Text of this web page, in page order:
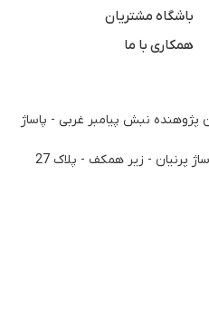
باشگاه مشتریان
همکاری با ما
پژوهنده نبش پیامبر غربی - پاساژ
پرنیان - زیر همکف - پلاک 27